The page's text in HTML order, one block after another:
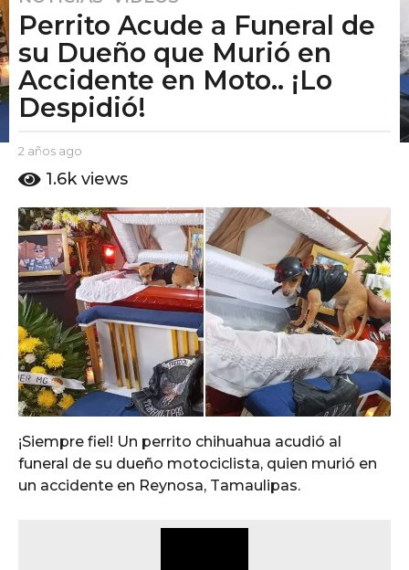
a
o
s
a
o
2
ñ
o
s
a
g
o
Perrito Acude a Funeral de
su Dueño que Murió en
Accidente en Moto.. ¡Lo
Despidió!
b
E
P
u
t
o
A
m
o
2 años ago
ñ
s
a
g
o
1.6k views
¡Siempre fiel! Un perrito chihuahua acudió al
funeral de su dueño motociclista, quien murió en
un accidente en Reynosa, Tamaulipas.